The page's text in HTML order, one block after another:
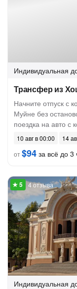
Индивидуальная
Трансфер из
Начните отпуск с
Муйне без
поездка на авто с
10 авг в 00:00
14
от$94 за всё до 3
4 отзыва
Индивидуальная